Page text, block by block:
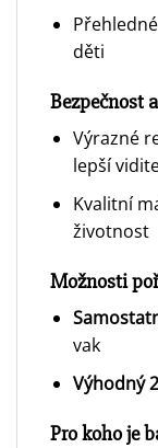
děti
Bezpečnost
Výrazné
lepší
Kvalitní
životnost
Možnosti
vak
Výhodný
Pro koho je